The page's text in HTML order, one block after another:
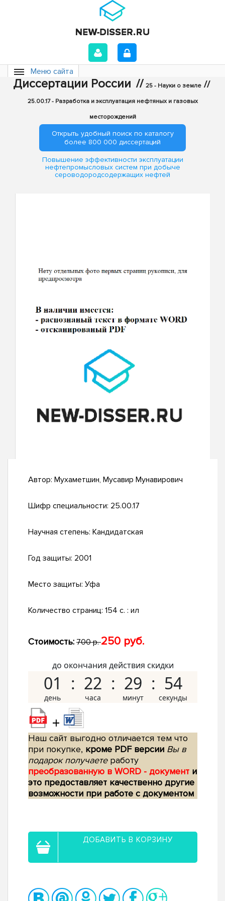
Меню сайта
Диссертации России // 25 - Науки о земле //
25.00.17 - Разработка и эксплуатация нефтяных и газовых
месторождений
Открыть удобный поиск по каталогу
более 800 000 диссертаций
Повышение эффективности эксплуатации
нефтепромысловых систем при добыче
сероводородсодержащих нефтей
Автор: Мухаметшин, Мусавир Мунавирович
Шифр специальности: 25.00.17
Научная степень: Кандидатская
Год защиты: 2001
Место защиты: Уфа
Количество страниц: 154 с. : ил
Стоимость: 700 р.250 руб.
до окончания действия скидки
01 22 29 53
+
Наш сайт выгодно отличается тем что
при покупке, кроме PDF версии Вы в
подарок получаетеработу
преобразованную в WORD - документ и
это предоставляет качественно другие
возможности при работе с документом
ДОБАВИТЬ В КОРЗИНУ